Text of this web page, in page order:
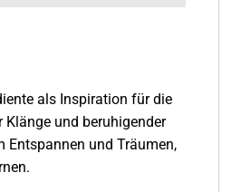
als Inspiration für die
und beruhigender
Entspannen und Träumen,